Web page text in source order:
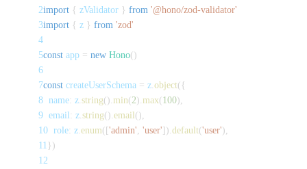
2import { zValidator } from '@hono/zod-validator'
3import { z } from 'zod'
4
5const app = new Hono( )
6
7const createUserSchema = z object( {
8
  name
: z string( ) min(2) max(100)
9
  email
: z string( ) email( )
10
  role
: z enum(['admin' 'user']) default('user')
11 } )
12